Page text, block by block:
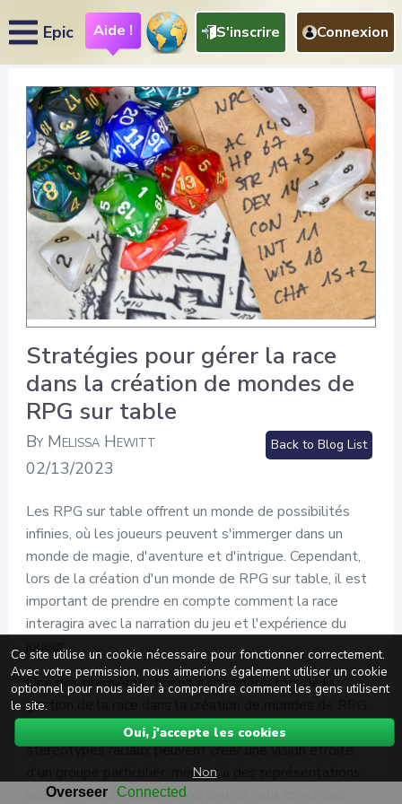
Epic Aide ! S'inscrire Connexion
Stratégies pour gérer la race
dans la création de mondes de
RPG sur table
By Melissa Hewitt
02/13/2023
Back to Blog List
Les RPG sur table offrent un monde de possibilités
infinies, où les joueurs peuvent s'immerger dans un
monde de magie, d'aventure et d'intrigue. Cependant,
lors de la création d'un monde de RPG sur table, il est
important de prendre en compte comment la race
interagira avec la narration du jeu et l'expérience du
joueur.
Une des premières choses à considérer lors de la
gestion de la race dans la création de mondes de RPG
sur table est d'éviter les stéréotypes. Les
stéréotypes raciaux peuvent créer une vision étroite
d'un groupe particulier, menant à des représentations
nuisibles ou offensantes. Au lieu de cela, créez des
Ce site utilise un cookie nécessaire pour fonctionner correctement.
Avec votre permission, nous aimerions également utiliser un cookie
optionnel pour nous aider à comprendre comment les gens utilisent
le site.
Oui, j'accepte les cookies
Non